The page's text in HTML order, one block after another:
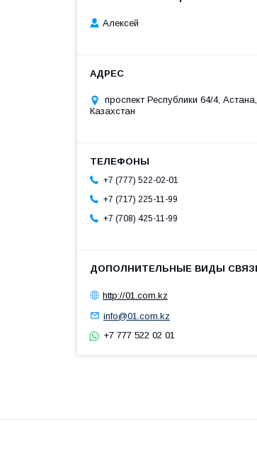
Алексей
проспект Республики 64/4, Астана,
Казахстан
+7 (777) 522-02-01
+7 (717) 225-11-99
+7 (708) 425-11-99
http://01.com.kz
info@01.com.kz
+7 777 522 02 01